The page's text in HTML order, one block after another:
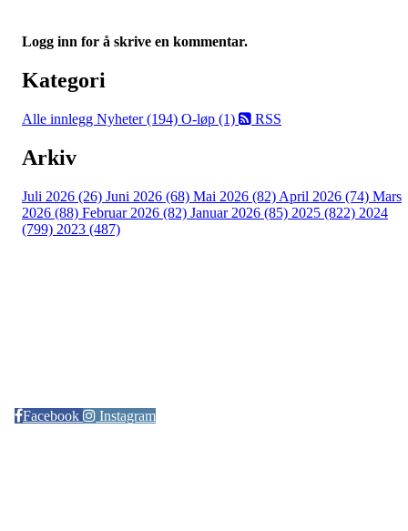
Logg inn for å skrive en kommentar.
Kategori
Alle innlegg Nyheter (194) O-løp (1) RSS
Arkiv
Juli 2026 (26) Juni 2026 (68) Mai 2026 (82) April 2026 (74) Mars
2026 (88) Februar 2026 (82) Januar 2026 (85) 2025 (822) 2024
(799) 2023 (487)
Facebook Instagram